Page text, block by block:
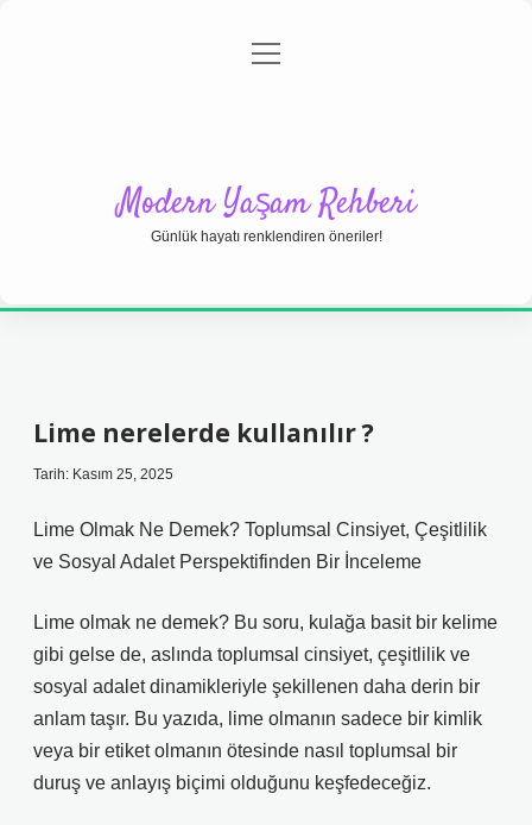
Gizlilik Politikası
menüyü
Modern Yaşam Rehberi
Günlük hayatı renklendiren öneriler!
Lime nerelerde kullanılır ?
Tarih: Kasım 25, 2025
Lime Olmak Ne Demek? Toplumsal Cinsiyet, Çeşitlilik
ve Sosyal Adalet Perspektifinden Bir İnceleme
Lime olmak ne demek? Bu soru, kulağa basit bir kelime
gibi gelse de, aslında toplumsal cinsiyet, çeşitlilik ve
sosyal adalet dinamikleriyle şekillenen daha derin bir
anlam taşır. Bu yazıda, lime olmanın sadece bir kimlik
veya bir etiket olmanın ötesinde nasıl toplumsal bir
duruş ve anlayış biçimi olduğunu keşfedeceğiz.